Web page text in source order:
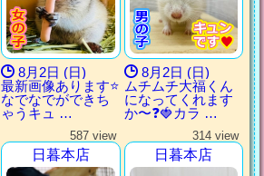
8月2日 (日)
最新画像あります⭐️
なでなでができち
ゃうキュ …
8月2日 (日)
ムチムチ大福くん
になってくれます
か〜❓🍓カラ …
587 view
日暮本店
314 view
日暮本店